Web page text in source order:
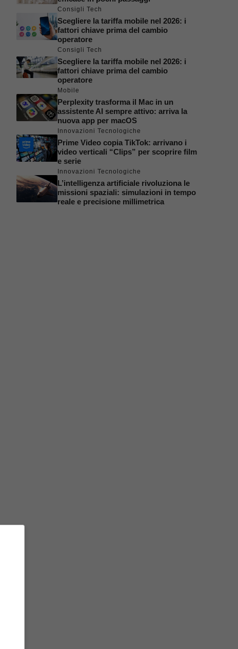
Consigli Tech
Scegliere la tariffa mobile nel 2026: i
fattori chiave prima del cambio
operatore
Consigli Tech
Scegliere la tariffa mobile nel 2026: i
fattori chiave prima del cambio
operatore
Mobile
Perplexity trasforma il Mac in un
assistente AI sempre attivo: arriva la
nuova app per macOS
Innovazioni Tecnologiche
Prime Video copia TikTok: arrivano i
video verticali “Clips” per scoprire film
e serie
Innovazioni Tecnologiche
L’intelligenza artificiale rivoluziona le
missioni spaziali: simulazioni in tempo
reale e precisione millimetrica